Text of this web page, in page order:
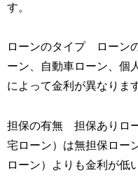
す。
ローンのタイプ ローン
ーン、自動車ローン、個
によって金利が異なりま
担保の有無 担保ありロ
宅ローン）は無担保ロー
ローン）よりも金利が低